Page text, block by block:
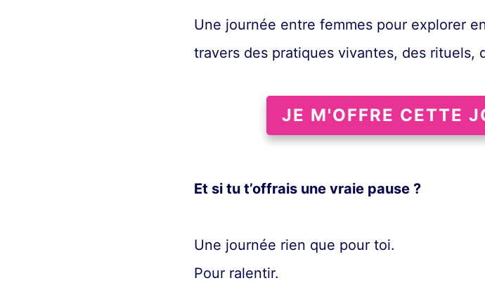
Une journée entre femmes pour explorer
travers des pratiques vivantes, des rituels,
JE M'OFFRE CETTE
Et si tu t’offrais une vraie pause ?
Une journée rien que pour toi.
Pour ralentir.